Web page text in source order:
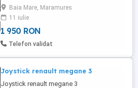
plastic si butoate de inalta calitate Ecran
capacitiv multitouch 5 puncte Ecran TFT
LED IPS - culori naturale + vizualizare
perfecta in lumina soarelui privit din
oricare unghi Diagonala Ecran 8 inch - 20.5
Baia Mare, Maramures
11 iulie
1 950 RON
Telefon validat
Joystick renault megane 3
Joystick renault megane 3